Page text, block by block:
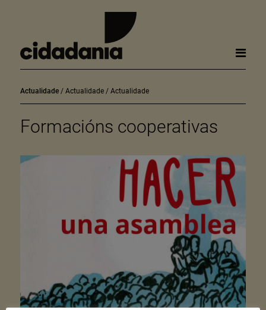
Actualidade Actualidade Actualidade
Formacións cooperativas